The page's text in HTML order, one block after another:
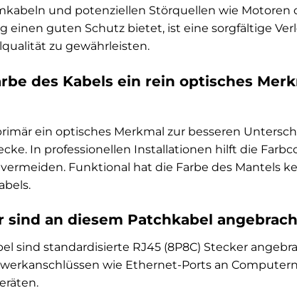
und potenziellen Störquellen wie Motoren
einen guten Schutz bietet, ist eine sorgfältige
zu gewährleisten.
des Kabels ein rein optisches
ein optisches Merkmal zur besseren
In professionellen Installationen hilft die
Funktional hat die Farbe des Mantels
sind an diesem Patchkabel
sind standardisierte RJ45 (8P8C) Stecker
wie Ethernet-Ports an